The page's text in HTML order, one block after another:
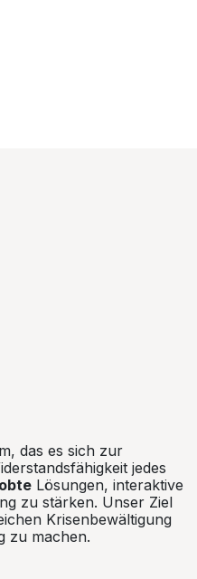
das es sich zur
jedes
Lösungen, interaktive
zu stärken. Unser Ziel
Krisenbewältigung
zu machen.